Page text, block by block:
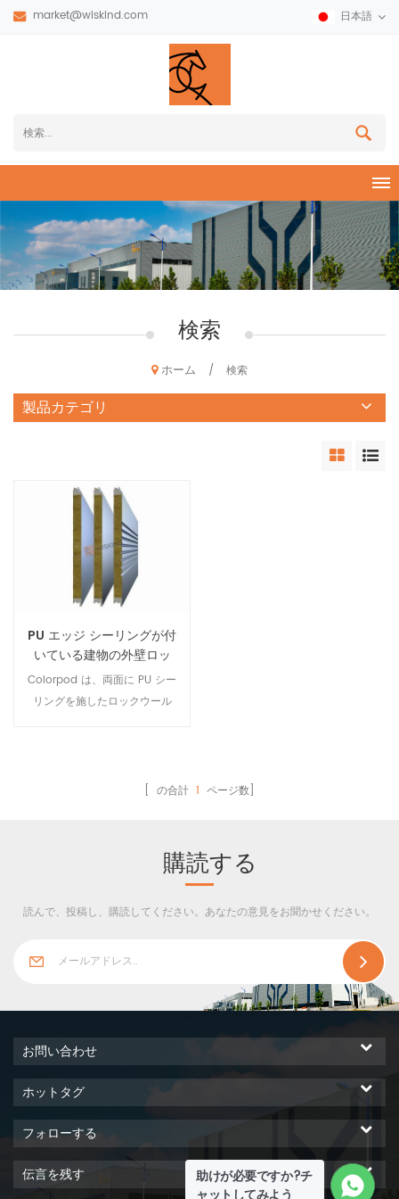
market@wiskind.com 日本語
検索
ホーム / 検索
製品カテゴリ
PU エッジ シーリングが付
いている建物の外壁ロッ
ク ウール サンドイッチ パ
ネル
Colorpod は、両面に PU シー
リングを施したロックウール
は、センターシームによって
まな表面効果を備えていま
[ の合計 1 ページ数]
購読する
読んで、投稿し、購読してください。あなたの意見をお聞かせください。
助けが必要ですか?チ
お問い合わせ
ホットタグ
フォローする
伝言を残す